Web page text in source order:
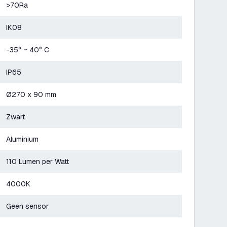
>70Ra
IK08
-35° ~ 40° C
IP65
Ø270 x 90 mm
Zwart
Aluminium
110 Lumen per Watt
4000K
Geen sensor